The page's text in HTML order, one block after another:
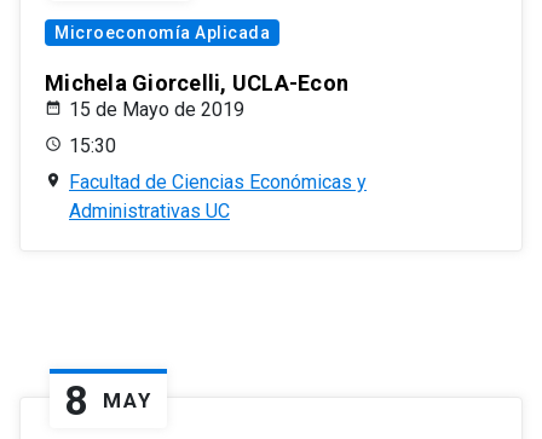
Microeconomía Aplicada
Michela Giorcelli, UCLA-Econ
15 de Mayo de 2019
15:30
Facultad de Ciencias Económicas y
Administrativas UC
8 MAY